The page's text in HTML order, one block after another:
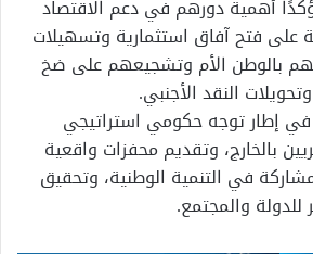
مؤكدًا أهمية دورهم في دعم الاقتصاد
على فتح آفاق استثمارية وتسهيلات
بالوطن الأم وتشجيعهم على ضخ
النقد الأجنبي.
إطار توجه حكومي استراتيجي
بالخارج، وتقديم محفزات واقعية
في التنمية الوطنية، وتحقيق
والمجتمع.